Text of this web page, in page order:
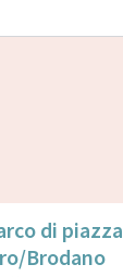
di piazza
Brodano